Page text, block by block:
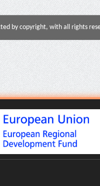
by copyright, with all rights